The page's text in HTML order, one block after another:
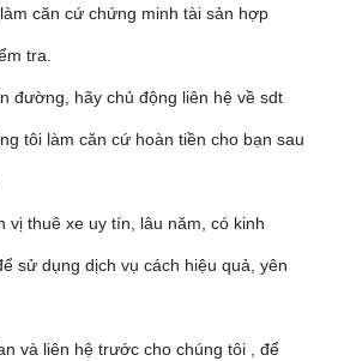
căn cứ chứng minh tài sản hợp
tra.
đường, hãy chủ động liên hệ về sdt
tôi làm căn cứ hoàn tiền cho bạn sau
vị thuê xe uy tín, lâu năm, có kinh
sử dụng dịch vụ cách hiệu quả, yên
và liên hệ trước cho chúng tôi , để